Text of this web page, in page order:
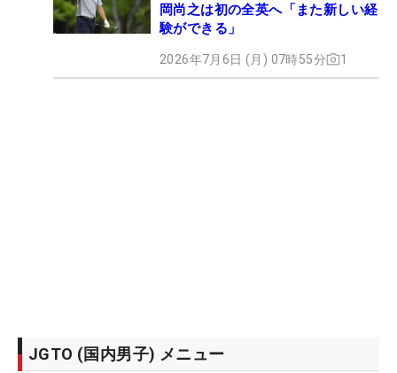
岡尚之は初の全英へ「また新しい経
験ができる」
2026年7月6日 (月) 07時55分 1
JGTO (国内男子) メニュー